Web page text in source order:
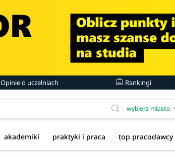
Opinie o uczelniach Rankingi
wybierz miasto
akademiki praktyki i praca top pracodawcy